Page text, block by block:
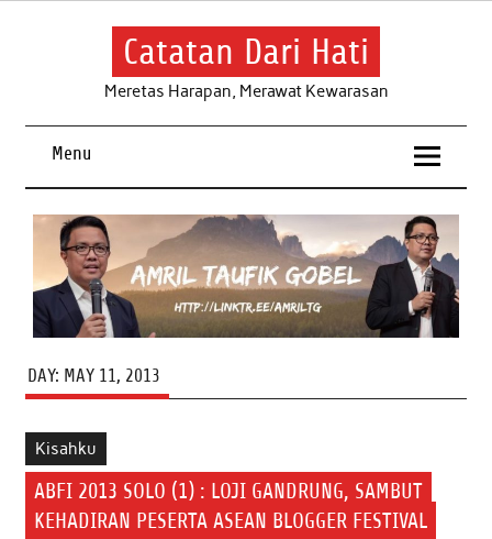
Skip
Catatan Dari Hati
Meretas Harapan, Merawat Kewarasan
Menu
DAY: MAY 11, 2013
Kisahku
ABFI 2013 SOLO (1) : LOJI GANDRUNG, SAMBUT
KEHADIRAN PESERTA ASEAN BLOGGER FESTIVAL